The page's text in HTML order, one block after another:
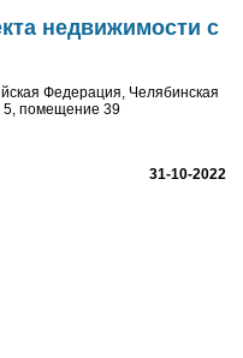
недвижимости с
Федерация, Челябинская
5, помещение 39
31-10-2022